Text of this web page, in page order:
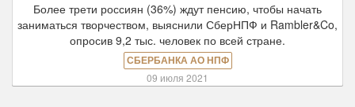
Более трети россиян (36%) ждут пенсию, чтобы начать
заниматься творчеством, выяснили СберНПФ и Rambler&Co,
опросив 9,2 тыс. человек по всей стране.
СБЕРБАНКА АО НПФ
09 июля 2021